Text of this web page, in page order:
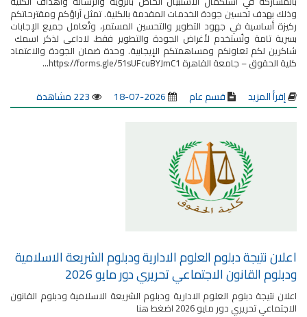
وذلك بهدف تحسين جودة الخدمات المقدمة بالكلية. تمثل آراؤكم ومقترحاتكم
ركيزة أساسية في جهود التطوير والتحسين المستمر، وتُعامل جميع الإجابات
بسرية تامة وتُستخدم لأغراض الجودة والتطوير فقط. لاداعى لذكر اسمك
شاكرين لكم تعاونكم ومساهمتكم الإيجابية. وحدة ضمان الجودة والاعتماد
كلية الحقوق – جامعة القاهرة https://forms.gle/51sUFcuBYJmC1...
إقرأ المزيد قسم عام 2026-07-18 223 مشاهدة
اعلان نتيجة دبلوم العلوم الادارية ودبلوم الشريعة الاسلامية
ودبلوم القانون الاجتماعي تحريري دور مايو 2026
اعلان نتيجة دبلوم العلوم الادارية ودبلوم الشريعة الاسلامية ودبلوم القانون
الاجتماعي تحريري دور مايو 2026 اضغط هنا